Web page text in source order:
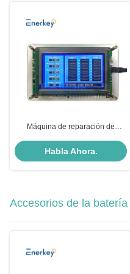
Máquina de reparación de
Instrumento de medición de
tensión de cuerda de baterías
Habla Ahora.
Accesorios de la batería